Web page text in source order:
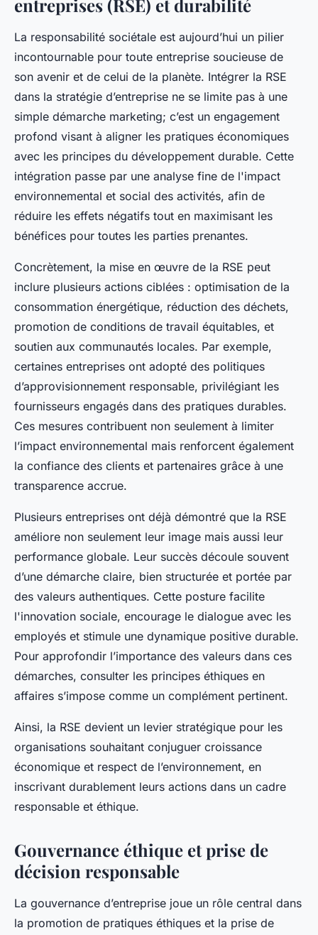
entreprises (RSE) et durabilité
La responsabilité sociétale est aujourd’hui un pilier
incontournable pour toute entreprise soucieuse de
son avenir et de celui de la planète. Intégrer la RSE
dans la stratégie d’entreprise ne se limite pas à une
simple démarche marketing; c’est un engagement
profond visant à aligner les pratiques économiques
avec les principes du développement durable. Cette
intégration passe par une analyse fine de l'impact
environnemental et social des activités, afin de
réduire les effets négatifs tout en maximisant les
bénéfices pour toutes les parties prenantes.
Concrètement, la mise en œuvre de la RSE peut
inclure plusieurs actions ciblées : optimisation de la
consommation énergétique, réduction des déchets,
promotion de conditions de travail équitables, et
soutien aux communautés locales. Par exemple,
certaines entreprises ont adopté des politiques
d’approvisionnement responsable, privilégiant les
fournisseurs engagés dans des pratiques durables.
Ces mesures contribuent non seulement à limiter
l’impact environnemental mais renforcent également
la confiance des clients et partenaires grâce à une
transparence accrue.
Plusieurs entreprises ont déjà démontré que la RSE
améliore non seulement leur image mais aussi leur
performance globale. Leur succès découle souvent
d’une démarche claire, bien structurée et portée par
des valeurs authentiques. Cette posture facilite
l'innovation sociale, encourage le dialogue avec les
employés et stimule une dynamique positive durable.
Pour approfondir l’importance des valeurs dans ces
démarches, consulter les principes éthiques en
affaires s’impose comme un complément pertinent.
Ainsi, la RSE devient un levier stratégique pour les
organisations souhaitant conjuguer croissance
économique et respect de l’environnement, en
inscrivant durablement leurs actions dans un cadre
responsable et éthique.
Gouvernance éthique et prise de
décision responsable
La gouvernance d’entreprise joue un rôle central dans
la promotion de pratiques éthiques et la prise de